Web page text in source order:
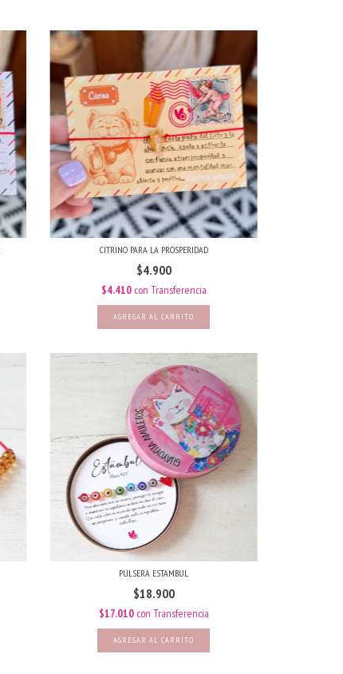
CITRINO PARA LA PROSPERIDAD
$4.900
$4.410 con Transferencia
PULSERA ESTAMBUL
$18.900
$17.010 con Transferencia